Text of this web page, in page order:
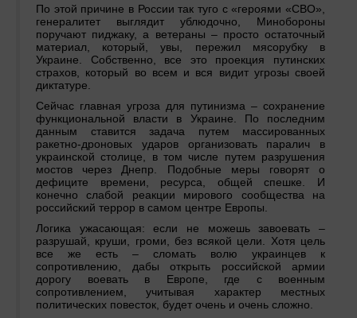
По этой причине в России так туго с «героями «СВО»,
генералитет выглядит ублюдочно, Минобороны
поручают пиджаку, а ветераны – просто остаточный
материал, который, увы, пережил мясорубку в
Украине. Собственно, все это проекция путинских
страхов, который во всем и вся видит угрозы своей
диктатуре.
Сейчас главная угроза для путинизма – сохранение
функциональной власти в Украине. По последним
данным ставится задача путем массированных
ракетно-дроновых ударов организовать паралич в
украинской столице, в том числе путем разрушения
мостов через Днепр. Подобные меры говорят о
дефиците времени, ресурса, общей спешке. И
конечно слабой реакции мирового сообщества на
российский террор в самом центре Европы.
Логика ужасающая: если не можешь завоевать –
разрушай, круши, громи, без всякой цели. Хотя цель
все же есть – сломать волю украинцев к
сопротивлению, дабы открыть российской армии
дорогу воевать в Европе, где с военным
сопротивлением, учитывая характер местных
политических повесток, будет очень и очень сложно.